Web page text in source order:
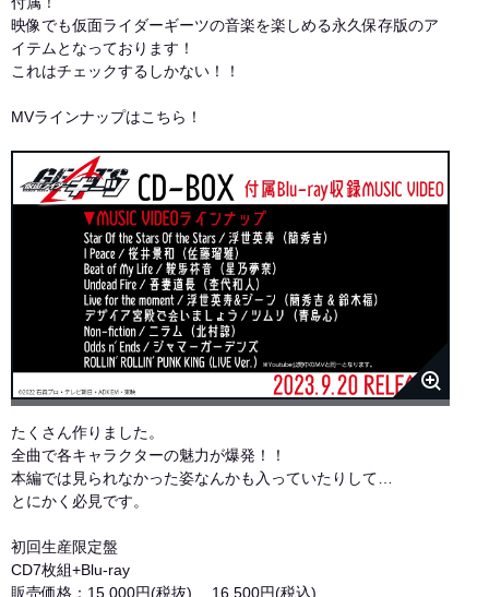
映像でも仮面ライダーギーツの音楽を楽しめる永久保存版のア
イテムとなっております！
これはチェックするしかない！！
MVラインナップはこちら！
たくさん作りました。
全曲で各キャラクターの魅力が爆発！！
本編では見られなかった姿なんかも入っていたりして…
とにかく必見です。
初回生産限定盤
CD7枚組+Blu-ray
販売価格：15,000円(税抜) 、16,500円(税込)